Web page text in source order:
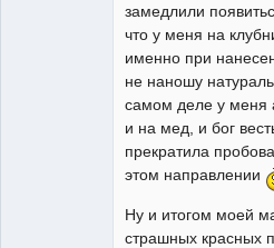
замедлили
что у меня на
именно при
не наношу
самом деле у меня
и на мед, и бог
прекратила
этом направлении
Ну и итогом моей
страшных красных